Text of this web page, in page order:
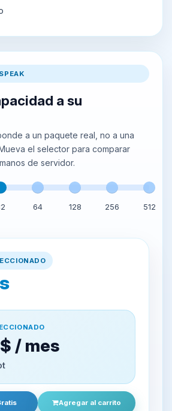
a su
a un paquete real, no a una
el selector para comparar
de servidor.
64 128 256 512
/ mes
Agregar al carrito